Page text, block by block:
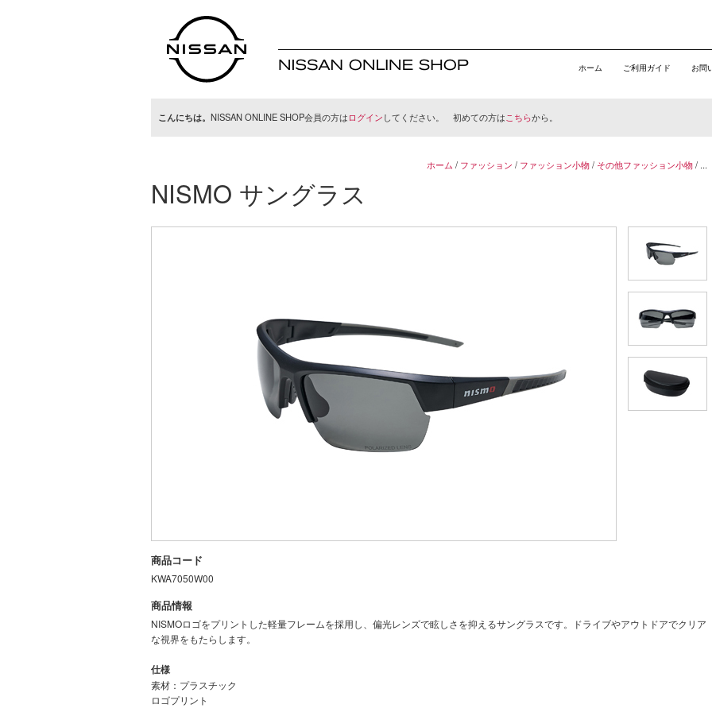
お問
ご利用ガイド
ホーム
こんにちは。 NISSAN ONLINE SHOP会員の方はログインしてください。 初めての方はこちらから。
ホーム / ファッション / ファッション小物/ その他ファッション小物/ ...
NISMO サングラス
商品コード
KWA7050W00
商品情報
NISMOロゴをプリントした軽量フレームを採用し、偏光レンズで眩しさを抑えるサングラスです。ドライブやアウトドアでクリア
な視界をもたらします。
仕様
素材：プラスチック
ロゴプリント